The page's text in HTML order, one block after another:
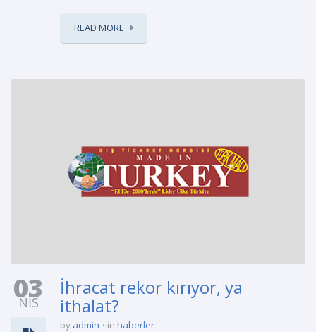
READ MORE
03
NIS
İhracat rekor kırıyor, ya
ithalat?
by admin in haberler